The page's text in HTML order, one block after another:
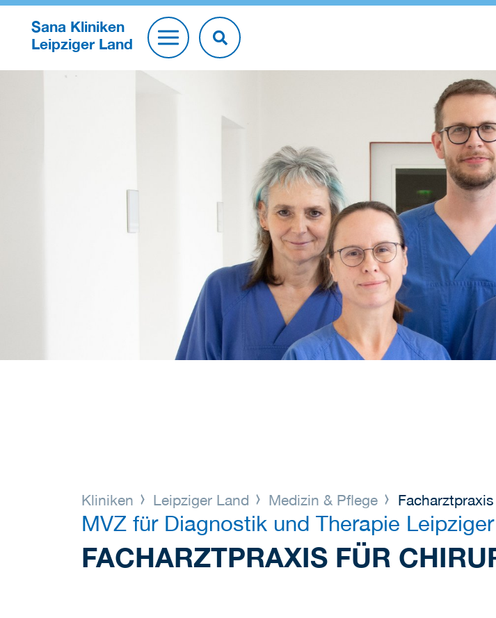
Sana Kliniken
Leipziger Land
Kliniken Leipziger Land Medizin & Pflege
MVZ für Diagnostik und Therapie
FACHARZTPRAXIS FÜR